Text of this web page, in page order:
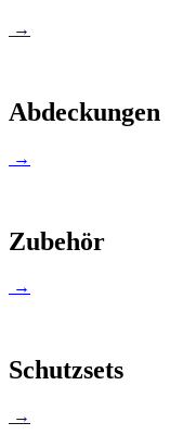
→
Abdeckungen
→
Zubehör
→
Schutzsets
→